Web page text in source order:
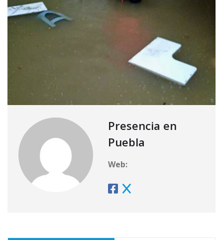
Presencia en
Puebla
Web: